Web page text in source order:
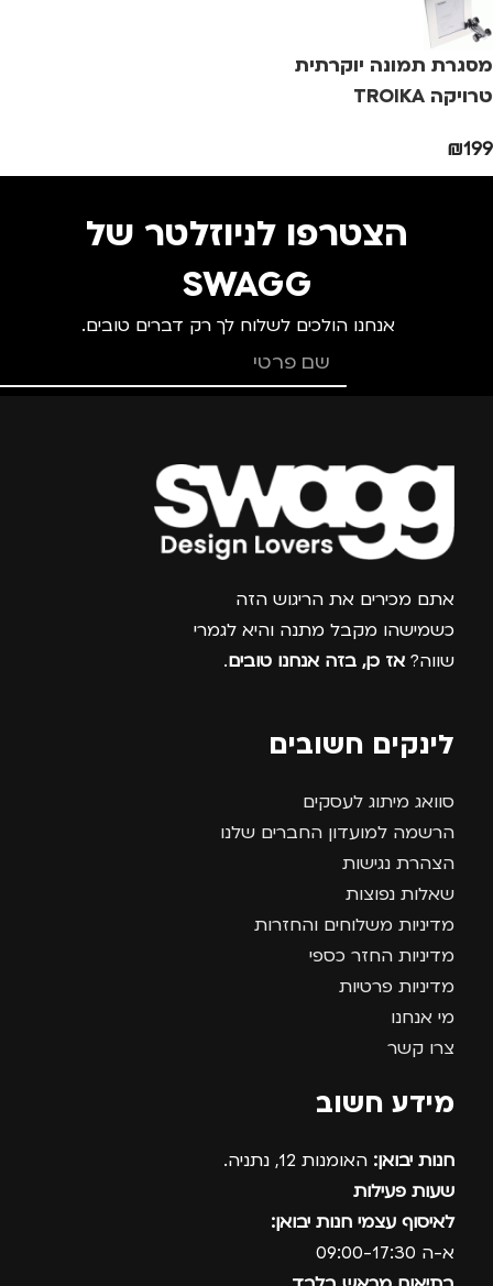
גברים
מסגרת תמונה יוקרתית
טרויקה TROIKA
₪199
הצטרפו לניוזלטר של
SWAGG
אנחנו הולכים לשלוח לך רק דברים טובים.
צרפו אותי למועדון
אתם מכירים את הריגוש הזה
כשמישהו מקבל מתנה והיא לגמרי
שווה? אז כן, בזה אנחנו טובים.
לינקים חשובים
סוואג מיתוג לעסקים
הרשמה למועדון החברים שלנו
הצהרת נגישות
שאלות נפוצות
מדיניות משלוחים והחזרות
מדיניות החזר כספי
מדיניות פרטיות
מי אנחנו
צרו קשר
מידע חשוב
חנות יבואן: האומנות 12, נתניה.
שעות פעילות
לאיסוף עצמי חנות יבואן:
א-ה 09:00-17:30